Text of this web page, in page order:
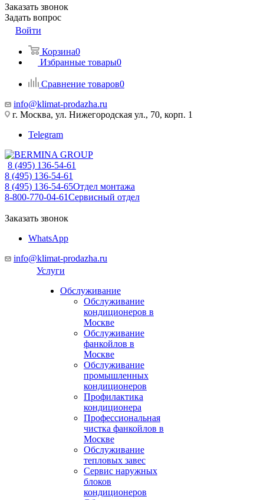
Заказать звонок
Задать вопрос
Войти
Корзина0
Избранные товары0
Сравнение товаров0
info@klimat-prodazha.ru
г. Москва, ул. Нижегородская ул., 70, корп. 1
Telegram
8 (495) 136-54-61
8 (495) 136-54-61
8 (495) 136-54-65Отдел монтажа
8-800-770-04-61Сервисный отдел
Заказать звонок
WhatsApp
info@klimat-prodazha.ru
Услуги
Обслуживание
Обслуживание
кондиционеров в
Москве
Обслуживание
фанкойлов в
Москве
Обслуживание
промышленных
кондиционеров
Профилактика
кондиционера
Профессиональная
чистка фанкойлов в
Москве
Обслуживание
тепловых завес
Сервис наружных
блоков
кондиционеров